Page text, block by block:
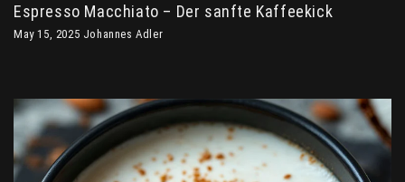
Espresso Macchiato – Der sanfte Kaffeekick
May 15, 2025 Johannes Adler